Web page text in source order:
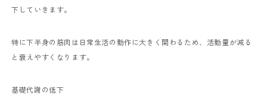
下していきます。
特に下半身の筋肉は日常生活の動作に大きく関わるため、活動量が減る
と衰えやすくなります。
基礎代謝の低下